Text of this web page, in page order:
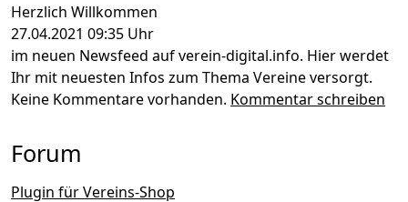
Herzlich Willkommen
27.04.2021 09:35 Uhr
im neuen Newsfeed auf verein-digital.info. Hier werdet
Ihr mit neuesten Infos zum Thema Vereine versorgt.
Keine Kommentare vorhanden. Kommentar schreiben
Forum
Plugin für Vereins-Shop